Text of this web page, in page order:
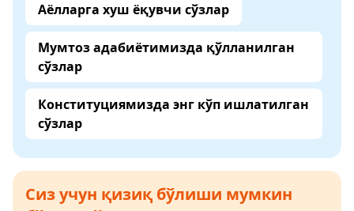
Аёлларга хуш ёқувчи сўзлар
Мумтоз адабиётимизда қўлланилган
сўзлар
Конституциямизда энг кўп ишлатилган
сўзлар
Сиз учун қизиқ бўлиши мумкин